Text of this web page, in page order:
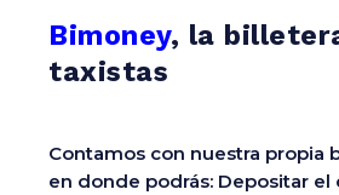
Bimoney, la
taxistas
Contamos con nuestra propia
en donde podrás: Depositar